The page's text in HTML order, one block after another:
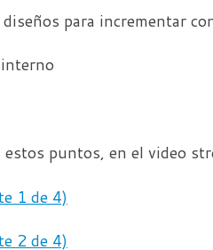
para incrementar
puntos, en el video
1 de 4)
2 de 4)